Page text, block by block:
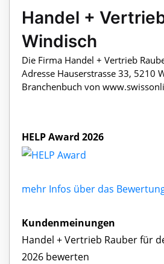
Handel +
Windisch
Die Firma Handel + Vertrieb
Adresse Hauserstrasse 33, 5210
Branchenbuch von
HELP Award 2026
mehr Infos über das
Kundenmeinungen
Handel + Vertrieb Rauber für
2026 bewerten